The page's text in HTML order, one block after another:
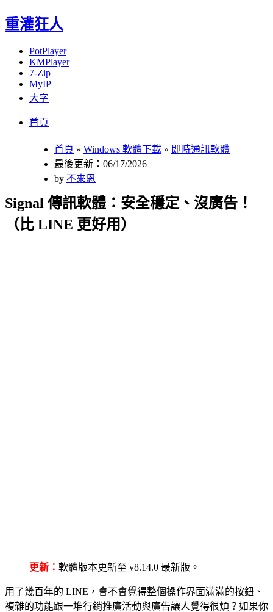
重灌狂人
PotPlayer
KMPlayer
7-Zip
MyIP
大字
首頁
首頁 » Windows 軟體下載 » 即時通訊軟體
最後更新：06/17/2026
by 不來恩
Signal 傳訊軟體：安全穩定、沒廣告！
（比 LINE 更好用）
更新： 軟體版本更新至 v8.14.0 最新版。
用了幾百年的 LINE，會不會覺得整個操作界面滿滿的按鈕、
複雜的功能跟一堆行銷推廣活動與廣告讓人覺得很煩？如果你